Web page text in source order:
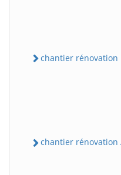
chantier rénovation
chantier rénovation